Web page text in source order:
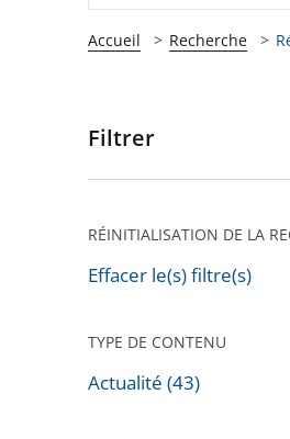
Accueil Recherche
Passer
pour
après
Filtrer
RÉINITIALISATION DE LA
Effacer le(s) filtre(s)
TYPE DE CONTENU
Actualité (43)